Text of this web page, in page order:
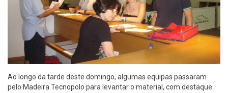
Ao longo da tarde deste domingo, algumas equipas passaram
pelo Madeira Tecnopolo para levantar o material, com destaque